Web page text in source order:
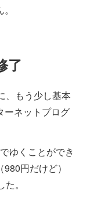
了
、もう少し基本
ーネットプログ
ゆくことができ
円だけど）
。